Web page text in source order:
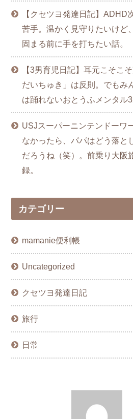
【クセツヨ発達日記】ADHD
苦手。温かく見守りたいけど
固まる前に手を打ちたい話。
【3男育児日記】耳元こそこ
だいちゅき」は反則。でもみ
は踊れないおとうふメンタル3
USJスーパーニンテンドーワ
なかったら、パパはどう落と
だろうね（笑）。前乗り大阪
録。
カテゴリー
mamanie便利帳
Uncategorized
クセツヨ発達日記
旅行
日常